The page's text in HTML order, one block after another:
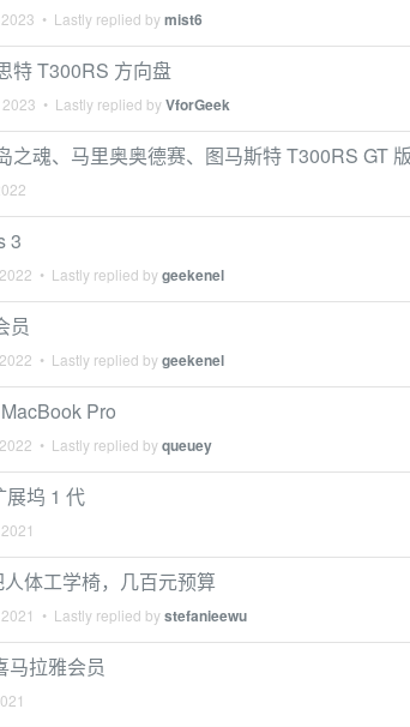
• Lastly replied bymist6
特 T300RS 方向盘
• Lastly replied byVforGeek
之魂、马里奥奥德赛、图马斯特 T300RS GT 版
3
• Lastly replied bygeekenel
员
• Lastly replied bygeekenel
Pro
• Lastly replied byqueuey
展坞 1 代
体工学椅，几百元预算
• Lastly replied bystefanieewu
马拉雅会员